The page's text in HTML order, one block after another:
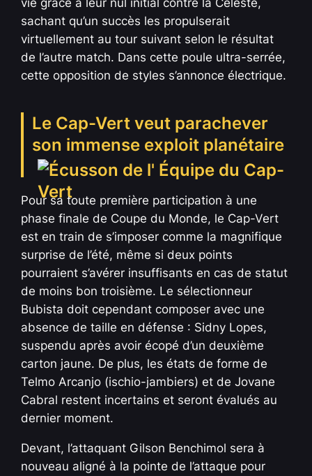
sachant qu’un succès les propulserait
virtuellement au tour suivant selon le résultat
de l’autre match. Dans cette poule ultra-serrée,
cette opposition de styles s’annonce électrique.
Le Cap-Vert veut parachever
son immense exploit planétaire
Pour sa toute première participation à une
phase finale de Coupe du Monde, le Cap-Vert
est en train de s’imposer comme la magnifique
surprise de l’été, même si deux points
pourraient s’avérer insuffisants en cas de statut
de moins bon troisième. Le sélectionneur
Bubista doit cependant composer avec une
absence de taille en défense : Sidny Lopes,
suspendu après avoir écopé d’un deuxième
carton jaune. De plus, les états de forme de
Telmo Arcanjo (ischio-jambiers) et de Jovane
Cabral restent incertains et seront évalués au
dernier moment.
Devant, l’attaquant Gilson Benchimol sera à
nouveau aligné à la pointe de l’attaque pour